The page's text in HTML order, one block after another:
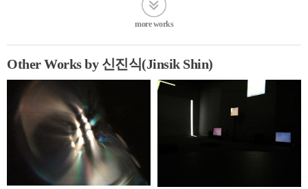
more works
Other Works by 신진식(Jinsik Shin)